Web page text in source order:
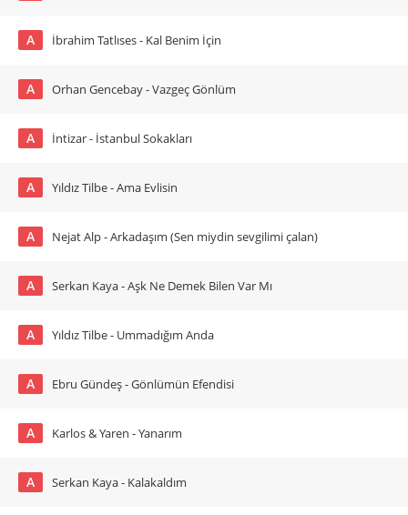
A İbrahim Tatlıses - Kal Benim İçin
A Orhan Gencebay - Vazgeç Gönlüm
A İntizar - İstanbul Sokakları
A Yıldız Tilbe - Ama Evlisin
A Nejat Alp - Arkadaşım (Sen miydin sevgilimi çalan)
A Serkan Kaya - Aşk Ne Demek Bilen Var Mı
A Yıldız Tilbe - Ummadığım Anda
A Ebru Gündeş - Gönlümün Efendisi
A Karlos & Yaren - Yanarım
A Serkan Kaya - Kalakaldım